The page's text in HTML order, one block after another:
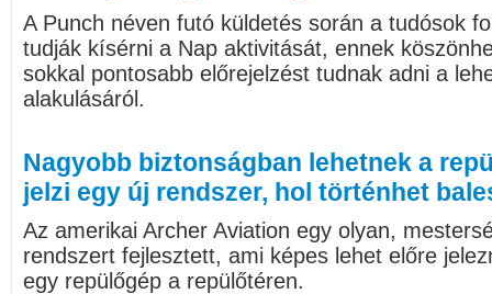
A Punch néven futó küldetés során a tudósok
tudják kísérni a Nap aktivitását, ennek
sokkal pontosabb előrejelzést tudnak adni a
alakulásáról.
Nagyobb biztonságban lehetnek a
jelzi egy új rendszer, hol történhet
Az amerikai Archer Aviation egy olyan,
rendszert fejlesztett, ami képes lehet előre
egy repülőgép a repülőtéren.